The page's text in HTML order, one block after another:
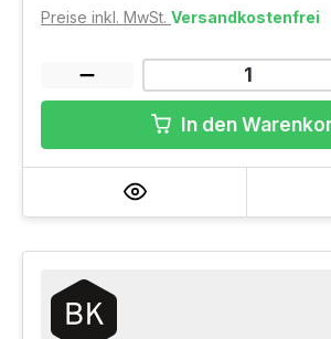
Preise inkl. MwSt. Versandkostenfrei
In den